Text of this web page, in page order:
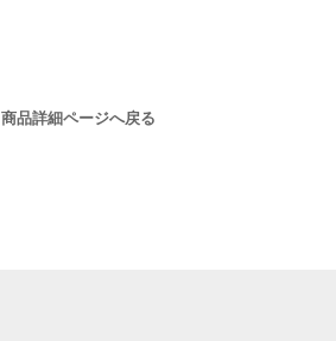
商品詳細ページへ戻る